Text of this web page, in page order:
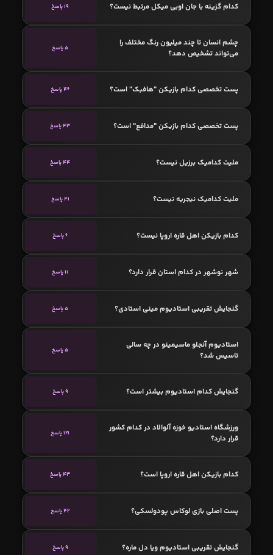
کدام گزینه با جان اوبی میکل مرتبط نیست؟ 19 پاسخ
چشم انسان تا چند میلیون رنگ مختلف را
می‌تواند تشخیص دهد؟
5 پاسخ
پست تخصصی کدام بازیکن "هافبک" است؟ 46 پاسخ
پست تخصصی کدام بازیکن "مدافع" است؟ 43 پاسخ
ملیت کدامیک برزیل نیست؟ 44 پاسخ
ملیت کدامیک نیجریه نیست؟ 41 پاسخ
کدام بازیکن اهل قاره اروپا نیست؟ 6 پاسخ
شهر نوشهر در کدام استان قرار دارد؟ 11 پاسخ
گنجایش تقریبی استادیوم مینی استادی؟ 5 پاسخ
استادیوم آنجلو ماسیمینو در چه سالی
تاسیس شد؟
5 پاسخ
گنجایش کدام استادیوم بیشتر است؟ 9 پاسخ
ورزشگاه استادیو خوزه آلوالاد در کدام کشور
قرار دارد؟
121 پاسخ
کدام بازیکن اهل قاره اروپا است؟ 43 پاسخ
پست اصلی بازی لوکاس پودولسکی؟ 42 پاسخ
گنجایش تقریبی استادیوم ویا دل ماره؟ 9 پاسخ